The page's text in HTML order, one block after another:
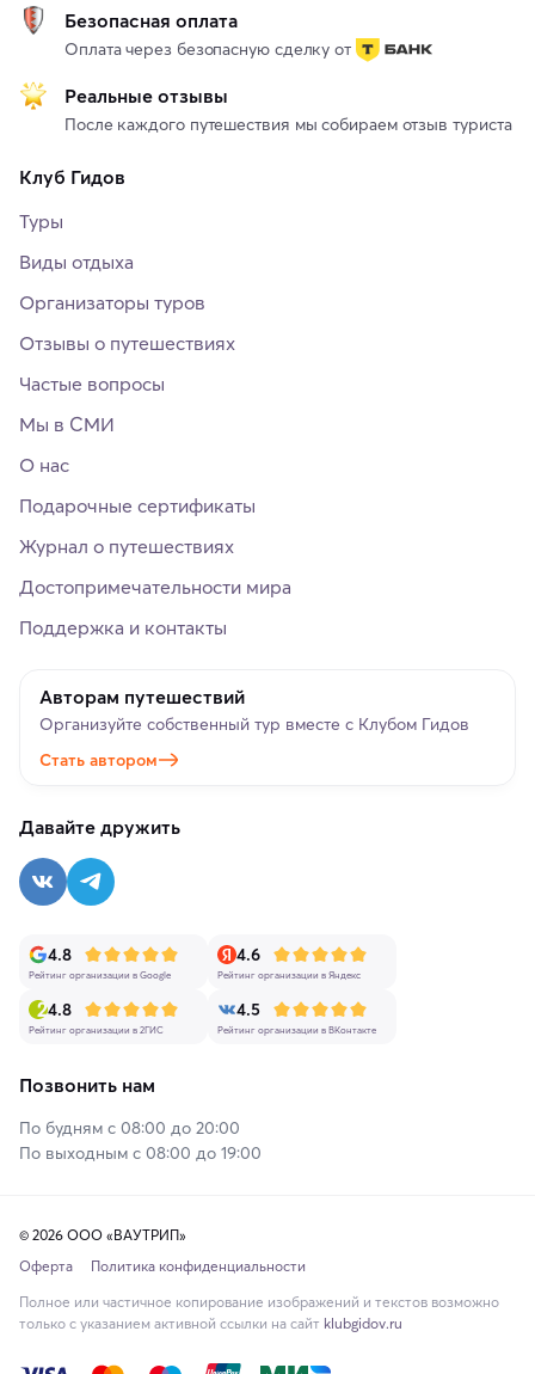
Безопасная оплата
Оплата через безопасную сделку от
Реальные отзывы
После каждого путешествия мы собираем отзыв туриста
Клуб Гидов
Туры
Виды отдыха
Организаторы туров
Отзывы о путешествиях
Частые вопросы
Мы в СМИ
О нас
Подарочные сертификаты
Журнал о путешествиях
Достопримечательности мира
Поддержка и контакты
Авторам путешествий
Организуйте собственный тур вместе с Клубом Гидов
Стать автором
Давайте дружить
4.8
Рейтинг организации в Google
4.6
Рейтинг организации в Яндекс
4.8
Рейтинг организации в 2ГИС
4.5
Рейтинг организации в ВКонтакте
Позвонить нам
По будням с 08:00 до 20:00
По выходным с 08:00 до 19:00
© 2026 ООО «ВАУТРИП»
Оферта
Политика конфиденциальности
Полное или частичное копирование изображений и текстов возможно
только с указанием активной ссылки на сайт klubgidov.ru